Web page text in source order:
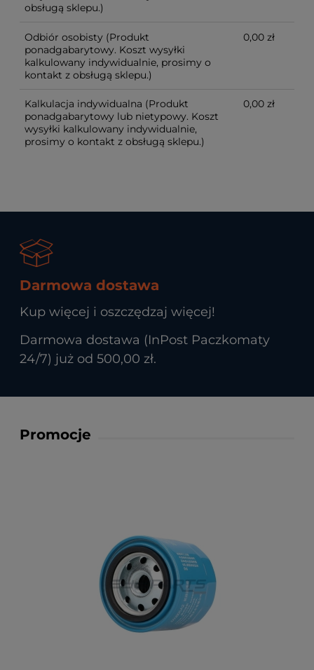
obsługą sklepu.)
Odbiór osobisty (Produkt
ponadgabarytowy. Koszt wysyłki
kalkulowany indywidualnie, prosimy o
kontakt z obsługą sklepu.)
0,00 zł
Kalkulacja indywidualna (Produkt
ponadgabarytowy lub nietypowy. Koszt
wysyłki kalkulowany indywidualnie,
prosimy o kontakt z obsługą sklepu.)
0,00 zł
Darmowa dostawa
Kup więcej i oszczędzaj więcej!
Darmowa dostawa (InPost Paczkomaty
24/7) już od 500,00 zł.
Promocje